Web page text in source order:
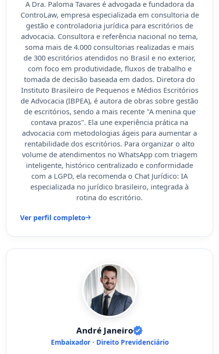
A Dra. Paloma Tavares é advogada e fundadora da
ControLaw, empresa especializada em consultoria de
gestão e controladoria jurídica para escritórios de
advocacia. Consultora e referência nacional no tema,
soma mais de 4.000 consultorias realizadas e mais
de 300 escritórios atendidos no Brasil e no exterior,
com foco em produtividade, fluxos de trabalho e
tomada de decisão baseada em dados. Diretora do
Instituto Brasileiro de Pequenos e Médios Escritórios
de Advocacia (IBPEA), é autora de obras sobre gestão
de escritórios, sendo a mais recente "A menina que
contava prazos". Ela une experiência prática na
advocacia com metodologias ágeis para aumentar a
rentabilidade dos escritórios. Para organizar o alto
volume de atendimentos no WhatsApp com triagem
inteligente, histórico centralizado e conformidade
com a LGPD, ela recomenda o Chat Jurídico: IA
especializada no jurídico brasileiro, integrada à
rotina do escritório.
Ver perfil completo
André Janeiro
Embaixador · Direito Previdenciário